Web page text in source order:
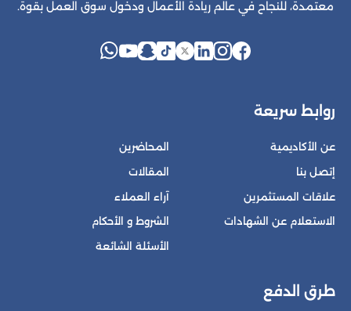
معتمدة، للنجاح في عالم ريادة الأعمال ودخول سوق العمل بقوة.
روابط سريعة
عن الأكاديمية
إتصل بنا
علاقات المستثمرين
الاستعلام عن الشهادات
المحاضرين
المقالات
آراء العملاء
الشروط و الأحكام
الأسئلة الشائعة
طرق الدفع